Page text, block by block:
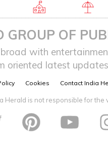
ఎడ్యుకేషన్ లైఫ్ స్టైల్
OF
with
oriented latest
Cookies Contact India
Herald is not responsible for the